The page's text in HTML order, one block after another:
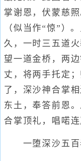
掌谢恩，伏蒙慈
（似当作“惊”）
久，一时三五道
望一道金桥，两
丈，将两手托定
了，深沙神合掌
东土，奉答前恩
合掌顶礼，唱喏
一堕深沙五百